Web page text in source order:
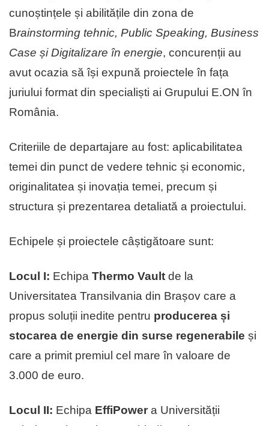
cunoștințele și abilitățile din zona de
Brainstorming tehnic, Public Speaking, Business
Case și Digitalizare în energie, concurenții au
avut ocazia să își expună proiectele în fața
juriului format din specialiști ai Grupului E.ON în
România.
Criteriile de departajare au fost: aplicabilitatea
temei din punct de vedere tehnic și economic,
originalitatea și inovația temei, precum și
structura și prezentarea detaliată a proiectului.
Echipele și proiectele câștigătoare sunt:
Locul I: Echipa Thermo Vault de la
Universitatea Transilvania din Brașov care a
propus soluții inedite pentru producerea și
stocarea de energie din surse regenerabile și
care a primit premiul cel mare în valoare de
3.000 de euro.
Locul II: Echipa EffiPower a Universității